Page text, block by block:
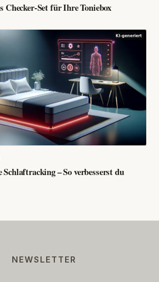
Checker-Set für Ihre Toniebox
– So verbesserst du
NEWSLETTER